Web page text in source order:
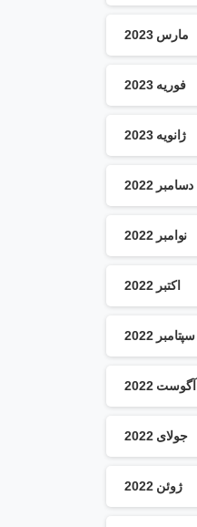
مارس 2023
فوریه 2023
ژانویه 2023
دسامبر 2022
نوامبر 2022
اکتبر 2022
سپتامبر 2022
آگوست 2022
جولای 2022
ژوئن 2022